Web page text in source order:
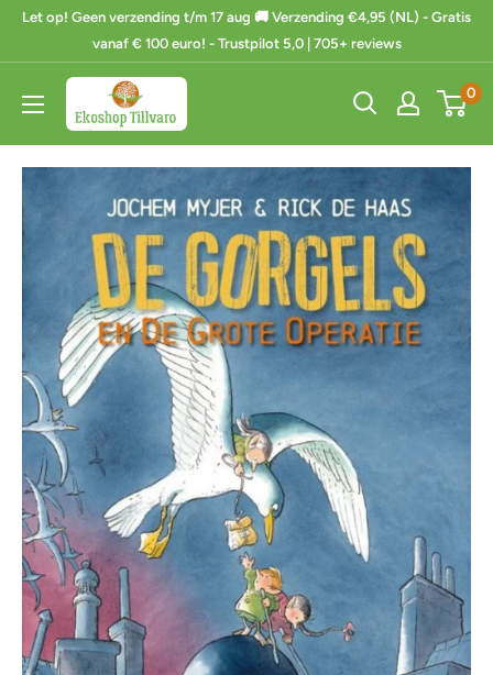
inhoud
Let op! Geen verzending t/m 17 aug 🚚 Verzending €4,95 (NL) - Gratis
vanaf € 100 euro! - Trustpilot 5,0 | 705+ reviews
Ekoshop
Tillvaro
0